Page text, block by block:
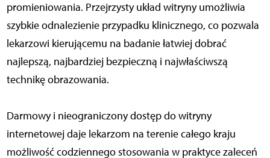
promieniowania. Przejrzysty układ witryny umożliwia
szybkie odnalezienie przypadku klinicznego, co pozwala
lekarzowi kierującemu na badanie łatwiej dobrać
najlepszą, najbardziej bezpieczną i najwłaściwszą
technikę obrazowania.
Darmowy i nieograniczony dostęp do witryny
internetowej daje lekarzom na terenie całego kraju
możliwość codziennego stosowania w praktyce zaleceń